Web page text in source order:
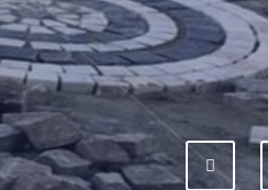
Previous